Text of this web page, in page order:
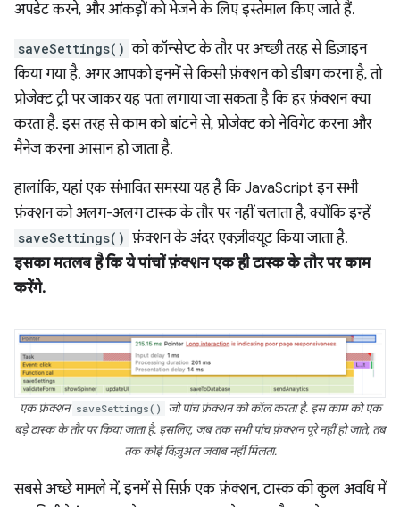
अपडेट करने, और आंकड़ों को भेजने के लिए इस्तेमाल किए जाते हैं.
saveSettings() को कॉन्सेप्ट के तौर पर अच्छी तरह से डिज़ाइन
किया गया है. अगर आपको इनमें से किसी फ़ंक्शन को डीबग करना है, तो
प्रोजेक्ट ट्री पर जाकर यह पता लगाया जा सकता है कि हर फ़ंक्शन क्या
करता है. इस तरह से काम को बांटने से, प्रोजेक्ट को नेविगेट करना और
मैनेज करना आसान हो जाता है.
हालांकि, यहां एक संभावित समस्या यह है कि JavaScript इन सभी
फ़ंक्शन को अलग-अलग टास्क के तौर पर नहीं चलाता है, क्योंकि इन्हें
saveSettings() फ़ंक्शन के अंदर एक्ज़ीक्यूट किया जाता है.
इसका मतलब है कि ये पांचों फ़ंक्शन एक ही टास्क के तौर पर काम
करेंगे.
एक फ़ंक्शन saveSettings()
जो पांच फ़ंक्शन को कॉल करता है. इस काम को एक
बड़े टास्क के तौर पर किया जाता है. इसलिए, जब तक सभी पांच फ़ंक्शन पूरे नहीं हो जाते, तब
तक कोई विज़ुअल जवाब नहीं मिलता.
सबसे अच्छे मामले में, इनमें से सिर्फ़ एक फ़ंक्शन, टास्क की कुल अवधि में